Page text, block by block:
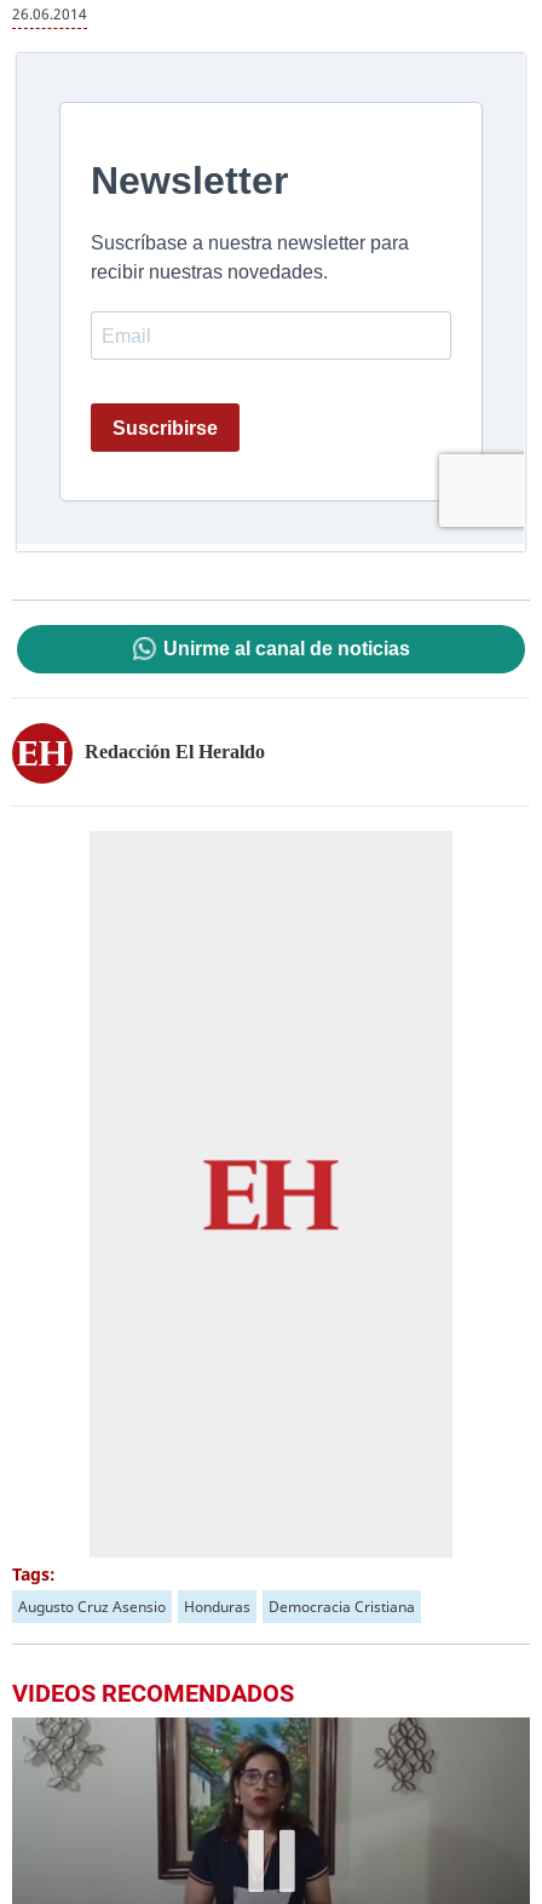
26.06.2014
Unirme al canal de noticias
Redacción El Heraldo
Tags:
Augusto Cruz Asensio Honduras Democracia Cristiana
VIDEOS RECOMENDADOS